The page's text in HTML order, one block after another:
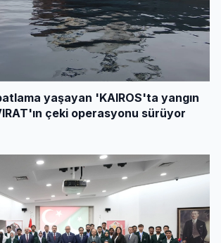
yaşayan 'KAIROS'ta yangın
çeki operasyonu sürüyor